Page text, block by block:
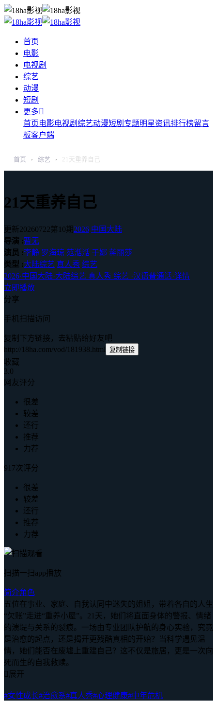
首页
电影
电视剧
综艺
动漫
短剧
更多
首页电影电视剧 综艺动漫短剧 专题明星资讯排行榜留言
板客户端
首页 › 综艺 › 21天重养自己
21天重养自己
更新20260722第10期2026 中国大陆
导演 :暂无
演员 :李静 罗海琼 范湉湉 于娜 蒋丽莎
类型 :大陆综艺 真人秀 综艺
2026·中国大陆·大陆综艺 真人秀 综艺 ·汉语普通话·详情
立即播放
分享
手机扫描访问
复制下方链接，去粘贴给好友吧
http://18ha.com/vod/181938.html 复制链接
收藏
3.0
网友评分
很差
较差
还行
推荐
力荐
917次评分
很差
较差
还行
推荐
力荐
扫描一扫app播放
简介角色
五位在事业、家庭、自我认同中迷失的姐姐，带着各自的人生
“欠账”走进“重养小屋”。21天，她们将直面身体的警报、情绪
的溃堤与关系的裂痕。一场由专业团队护航的身心实验，究竟
是治愈的起点，还是揭开更残酷真相的开始？当科学遇见温
情，她们能否在废墟上重建自己？这不仅是旅居，更是一次向
死而生的自我救赎。
 展开
#女性成长#治愈系#真人秀#心理健康#中年危机